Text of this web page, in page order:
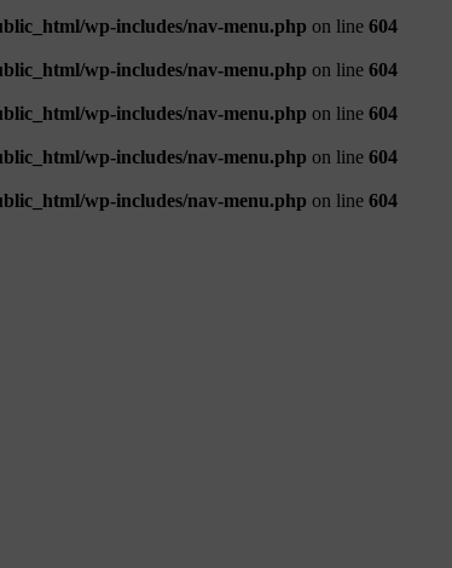
wp-includes/nav-menu.php on line 604
wp-includes/nav-menu.php on line 604
wp-includes/nav-menu.php on line 604
wp-includes/nav-menu.php on line 604
wp-includes/nav-menu.php on line 604